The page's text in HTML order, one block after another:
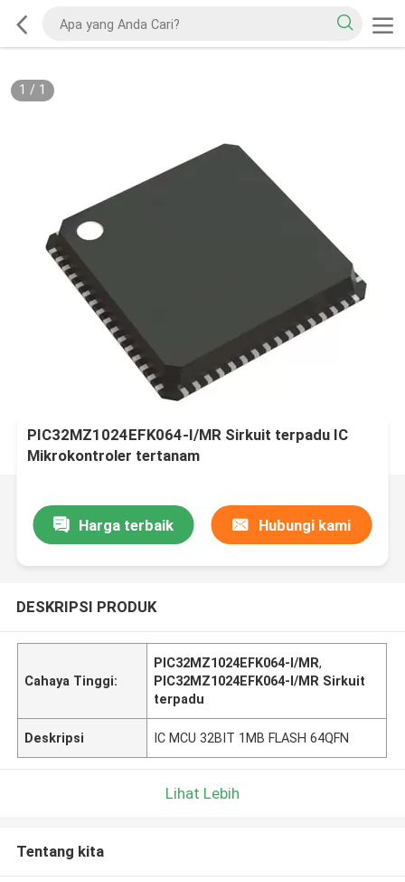
1 / 1
PIC32MZ1024EFK064-I/MR Sirkuit terpadu IC
Mikrokontroler tertanam
Harga terbaik Hubungi kami
DESKRIPSI PRODUK
Cahaya Tinggi:
PIC32MZ1024EFK064-I/MR,
PIC32MZ1024EFK064-I/MR Sirkuit
terpadu
Deskripsi IC MCU 32BIT 1MB FLASH 64QFN
Lihat Lebih
Tentang kita